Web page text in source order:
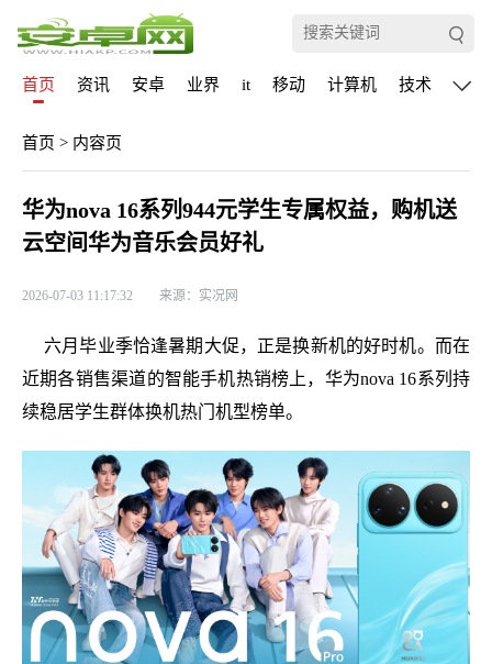
首页 资讯 安卓 业界 it 移动 计算机 技术 通信
首页 > 内容页
华为nova 16系列944元学生专属权益，购机送
云空间华为音乐会员好礼
2026-07-03 11:17:32 来源：实况网
六月毕业季恰逢暑期大促，正是换新机的好时机。而在
近期各销售渠道的智能手机热销榜上，华为nova 16系列持
续稳居学生群体换机热门机型榜单。